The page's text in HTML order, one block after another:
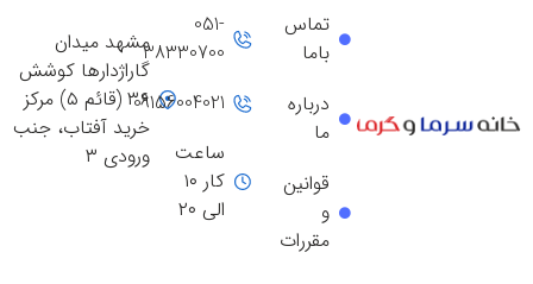
مشهد میدان
گاراژدارها کوشش
۳۶ (قائم ۵) مرکز
خرید آفتاب، جنب
ورودی ۳
051-
38330700
09156004021
ساعت
کار ۱۰
الی ۲۰
تماس
باما
درباره
ما
قوانین
و
مقررات